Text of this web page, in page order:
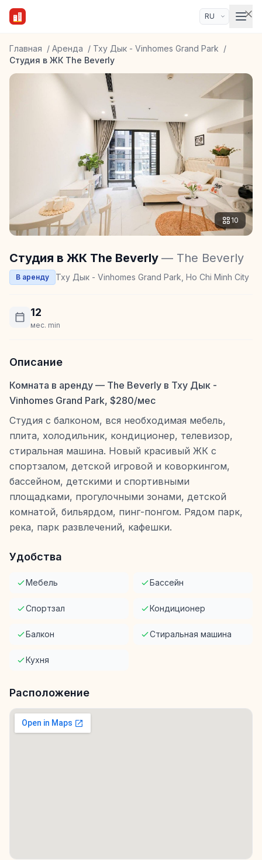
Главная / Аренда / Тху Дык - Vinhomes Grand Park /
Студия в ЖК The Beverly
10
Студия в ЖК The Beverly — The Beverly
В аренду Тху Дык - Vinhomes Grand Park, Ho Chi Minh City
12
мес. min
Описание
Комната в аренду — The Beverly в Тху Дык -
Vinhomes Grand Park, $280/мес
Студия с балконом, вся необходимая мебель,
плита, холодильник, кондиционер, телевизор,
стиральная машина. Новый красивый ЖК с
спортзалом, детской игровой и коворкингом,
бассейном, детскими и спортивными
площадками, прогулочными зонами, детской
комнатой, бильярдом, пинг-понгом. Рядом парк,
река, парк развлечений, кафешки.
Удобства
Мебель Бассейн
Спортзал Кондиционер
Балкон Стиральная машина
Кухня
Расположение